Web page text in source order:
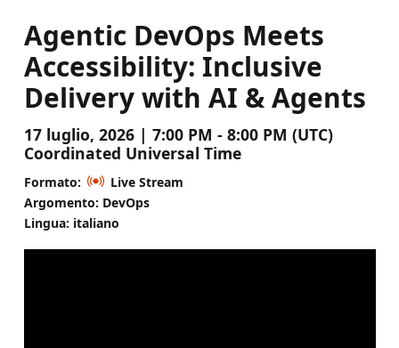
Agentic DevOps Meets
Accessibility: Inclusive
Delivery with AI & Agents
17 luglio, 2026 | 7:00 PM - 8:00 PM (UTC)
Coordinated Universal Time
Formato:
Live Stream
Argomento: DevOps
Lingua: italiano